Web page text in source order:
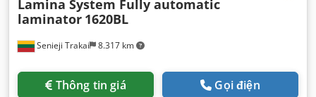
Senieji Trakai 8.317 km
Lamina System Fully automatic
laminator 1620BL
Thông tin giá Gọi điện